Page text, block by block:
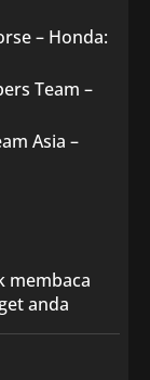
– Honda:
Team –
Asia –
membaca
anda